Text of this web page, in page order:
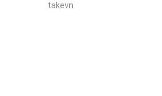
takevn